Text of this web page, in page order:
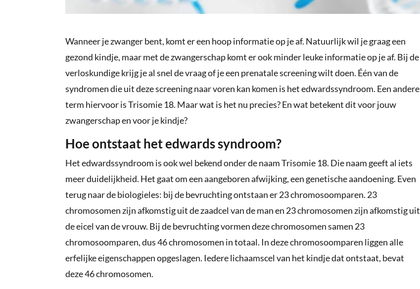
Wanneer je zwanger bent, komt er een hoop informatie op je af. Natuurlijk wil je graag een
gezond kindje, maar met de zwangerschap komt er ook minder leuke informatie op je af. Bij de
verloskundige krijg je al snel de vraag of je een prenatale screening wilt doen. Één van de
syndromen die uit deze screening naar voren kan komen is het edwardssyndroom. Een andere
term hiervoor is Trisomie 18. Maar wat is het nu precies? En wat betekent dit voor jouw
zwangerschap en voor je kindje?
Hoe ontstaat het edwards syndroom?
Het edwardssyndroom is ook wel bekend onder de naam Trisomie 18. Die naam geeft al iets
meer duidelijkheid. Het gaat om een aangeboren afwijking, een genetische aandoening. Even
terug naar de biologieles: bij de bevruchting ontstaan er 23 chromosoomparen. 23
chromosomen zijn afkomstig uit de zaadcel van de man en 23 chromosomen zijn afkomstig uit
de eicel van de vrouw. Bij de bevruchting vormen deze chromosomen samen 23
chromosoomparen, dus 46 chromosomen in totaal. In deze chromosoomparen liggen alle
erfelijke eigenschappen opgeslagen. Iedere lichaamscel van het kindje dat ontstaat, bevat
deze 46 chromosomen.